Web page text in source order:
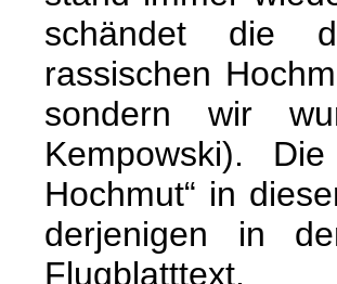
schändet die
rassischen
sondern wir
Kempowski).
Hochmut“ in
derjenigen in
Flugblatttext.